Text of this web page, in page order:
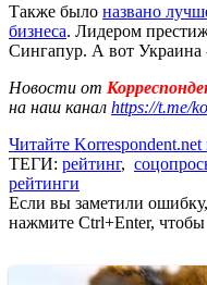
Также было названо
бизнеса. Лидером
Сингапур. А вот Украина
Новости от
на наш канал https://t.me/
Читайте
ТЕГИ: рейтинг,
рейтинги
Если вы заметили
нажмите Ctrl+Enter,